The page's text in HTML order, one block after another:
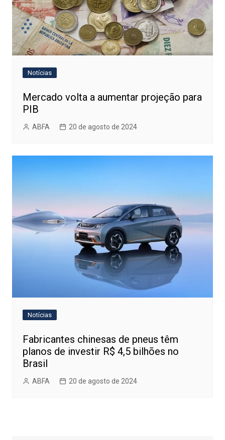
Notícias
Mercado volta a aumentar projeção para
PIB
ABFA 20 de agosto de 2024
Notícias
Fabricantes chinesas de pneus têm
planos de investir R$ 4,5 bilhões no
Brasil
ABFA 20 de agosto de 2024